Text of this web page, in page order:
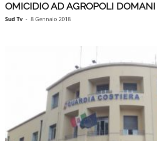
OMICIDIO AD AGROPOLI DOMANI
Sud Tv - 8 Gennaio 2018